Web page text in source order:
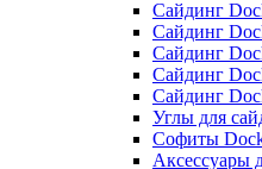
Сайдинг
Сайдинг
Сайдинг
Сайдинг
Сайдинг
Углы для
Софиты
Аксессуары